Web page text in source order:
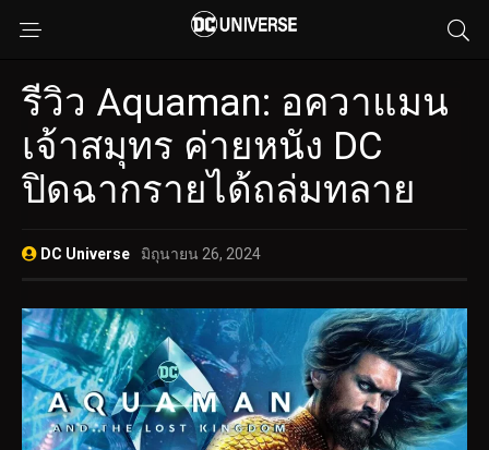
รีวิว Aquaman: อควาแมน
เจ้าสมุทร ค่ายหนัง DC
ปิดฉากรายได้ถล่มทลาย
DC Universe มิถุนายน 26, 2024